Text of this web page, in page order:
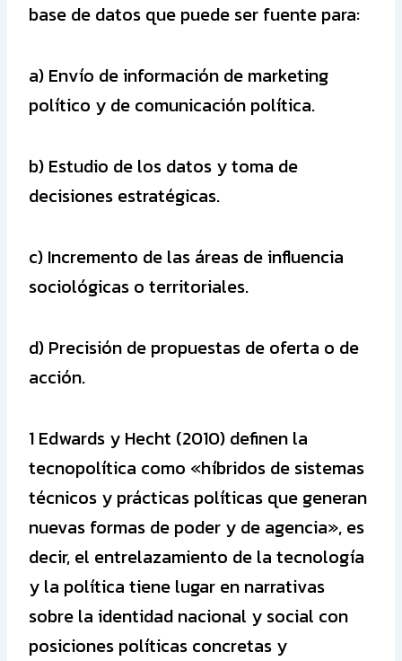
base de datos que puede ser fuente para:
a) Envío de información de marketing
político y de comunicación política.
b) Estudio de los datos y toma de
decisiones estratégicas.
c) Incremento de las áreas de influencia
sociológicas o territoriales.
d) Precisión de propuestas de oferta o de
acción.
1 Edwards y Hecht (2010) definen la
tecnopolítica como «híbridos de sistemas
técnicos y prácticas políticas que generan
nuevas formas de poder y de agencia», es
decir, el entrelazamiento de la tecnología
y la política tiene lugar en narrativas
sobre la identidad nacional y social con
posiciones políticas concretas y